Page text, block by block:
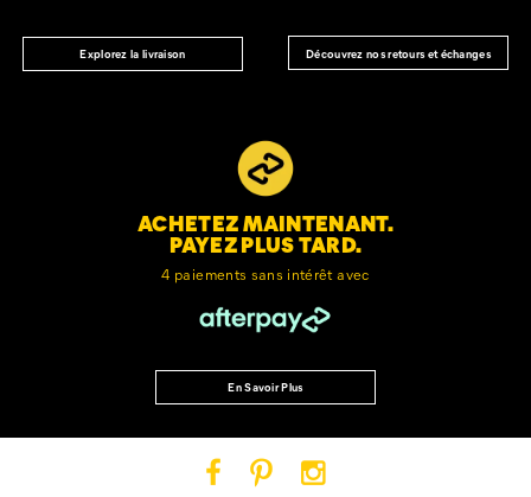
Explorez la livraison Découvrez nos retours et échanges
ACHETEZ MAINTENANT.
PAYEZ PLUS TARD.
4 paiements sans intérêt avec
En Savoir Plus